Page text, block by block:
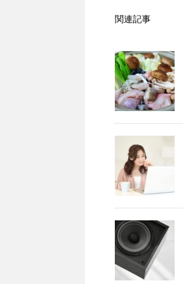
関連記事